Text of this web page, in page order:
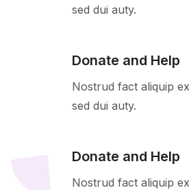
sed dui auty.
Donate and Help
Nostrud fact aliquip
sed dui auty.
Donate and Help
Nostrud fact aliquip